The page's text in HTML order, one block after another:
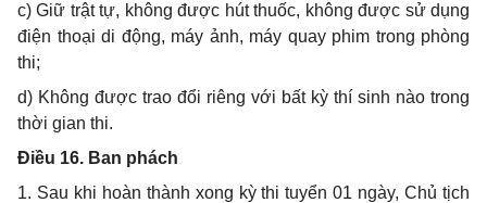
c)Giữ trật tự, không được hút thuốc, không được sử dụng
điện thoại di động, máy ảnh, máy quay phim trong phòng
thi;
d) Không được trao đổi riêng với bất kỳ thí sinh nào trong
thời gian thi.
Điều 16. Ban phách
1. Sau khi hoàn thành xong kỳ thi tuyển 01 ngày, Chủ tịch